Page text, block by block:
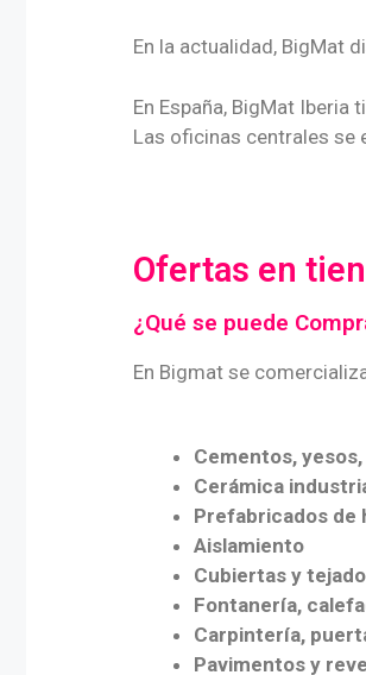
En la actualidad, BigMat
En España, BigMat Iberia
Las oficinas centrales se
Ofertas en
¿Qué se puede
En Bigmat se
Cementos,
Cerámica
Prefabricados de
Aislamiento
Cubiertas y
Fontanería,
Carpintería,
Pavimentos y